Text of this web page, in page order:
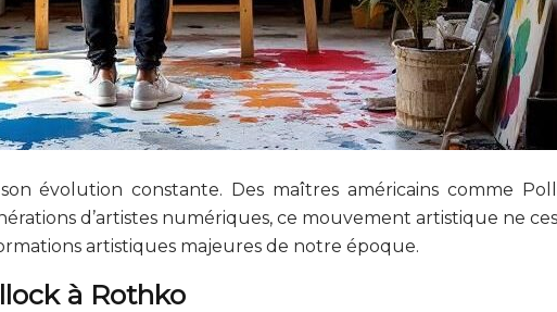
évolution constante. Des maîtres américains comme
d’artistes numériques, ce mouvement artistique ne
artistiques majeures de notre époque.
à Rothko